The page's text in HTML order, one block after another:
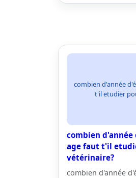
combien d'année
t'il etudier
combien
age faut t'il
vétérinaire?
combien d'année